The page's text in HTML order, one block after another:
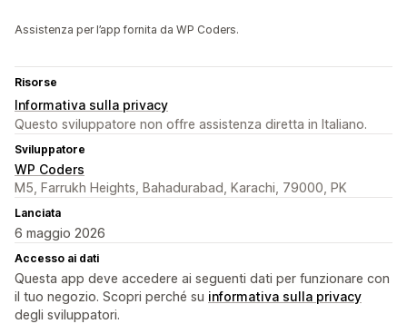
Assistenza per l’app fornita da WP Coders.
Risorse
Informativa sulla privacy
Questo sviluppatore non offre assistenza diretta in Italiano.
Sviluppatore
WP Coders
M5, Farrukh Heights, Bahadurabad, Karachi, 79000, PK
Lanciata
6 maggio 2026
Accesso ai dati
Questa app deve accedere ai seguenti dati per funzionare con
il tuo negozio. Scopri perché su informativa sulla privacy
degli sviluppatori.